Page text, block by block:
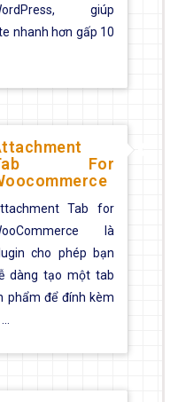
giúp
nhanh hơn gấp 10
For
Tab for
là
cho phép bạn
dàng tạo một tab
phẩm để đính kèm